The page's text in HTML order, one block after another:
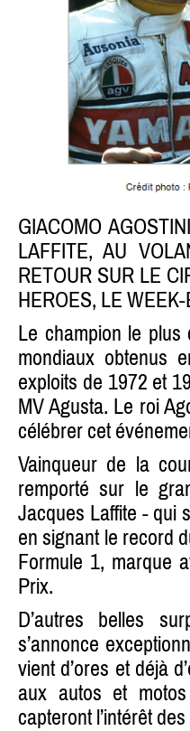
GIACOMO
LAFFITE, AU
RETOUR SUR LE
HEROES, LE
Le champion le plus
mondiaux obtenus
exploits de 1972 et
MV Agusta. Le roi
célébrer cet
Vainqueur de la
remporté sur le
Jacques Laffite - qui
en signant le record
Formule 1, marque
Prix.
D’autres belles
s’annonce
vient d’ores et déjà
aux autos et
capteront l’intérêt